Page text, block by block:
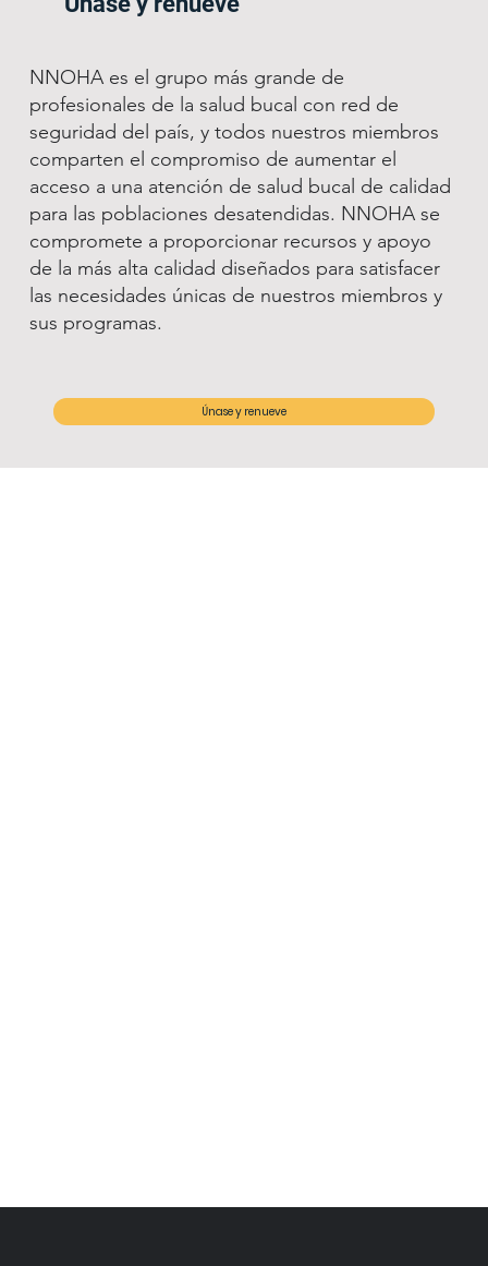
NNOHA es el grupo más grande de
profesionales de la salud bucal con red de
seguridad del país, y todos nuestros miembros
comparten el compromiso de aumentar el
acceso a una atención de salud bucal de calidad
para las poblaciones desatendidas. NNOHA se
compromete a proporcionar recursos y apoyo
de la más alta calidad diseñados para satisfacer
las necesidades únicas de nuestros miembros y
sus programas.
Únase y renueve